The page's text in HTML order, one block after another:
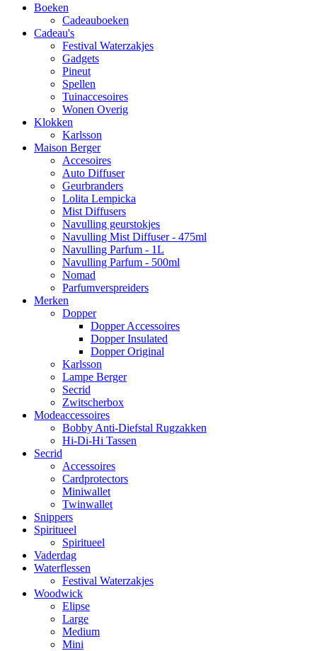
Boeken
Cadeauboeken
Cadeau's
Festival Waterzakjes
Gadgets
Pineut
Spellen
Tuinaccesoires
Wonen Overig
Klokken
Karlsson
Maison Berger
Accesoires
Auto Diffuser
Geurbranders
Lolita Lempicka
Mist Diffusers
Navulling geurstokjes
Navulling Mist Diffuser - 475ml
Navulling Parfum - 1L
Navulling Parfum - 500ml
Nomad
Parfumverspreiders
Merken
Dopper
Dopper Accessoires
Dopper Insulated
Dopper Original
Karlsson
Lampe Berger
Secrid
Zwitscherbox
Modeaccessoires
Bobby Anti-Diefstal Rugzakken
Hi-Di-Hi Tassen
Secrid
Accessoires
Cardprotectors
Miniwallet
Twinwallet
Snippers
Spiritueel
Spiritueel
Vaderdag
Waterflessen
Festival Waterzakjes
Woodwick
Elipse
Large
Medium
Mini